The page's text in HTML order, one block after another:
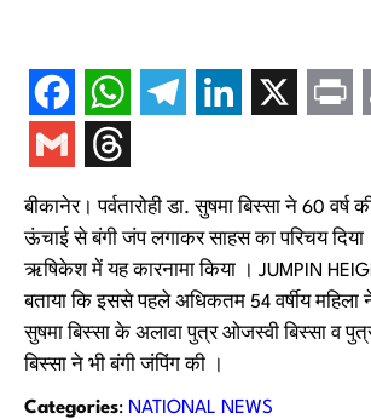
बीकानेर। पर्वतारोही डा. सुषमा बिस्सा ने 60
ऊंचाई से बंगी जंप लगाकर साहस का परिचय दिया
ऋषिकेश में यह कारनामा किया । JUMPIN
बताया कि इससे पहले अधिकतम 54 वर्षीय महिला
सुषमा बिस्सा के अलावा पुत्र ओजस्वी बिस्सा व
बिस्सा ने भी बंगी जंपिंग की ।
Categories: NATIONAL NEWS